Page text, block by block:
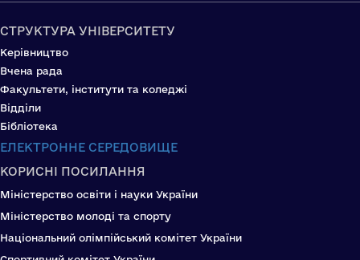
СТРУКТУРА УНІВЕРСИТЕТУ
Керівництво
Вчена рада
Факультети, інститути та коледжі
Відділи
Бібліотека
ЕЛЕКТРОННЕ СЕРЕДОВИЩЕ
КОРИСНІ ПОСИЛАННЯ
Міністерство освіти і науки України
Міністерство молоді та спорту
Національний олімпійський комітет України